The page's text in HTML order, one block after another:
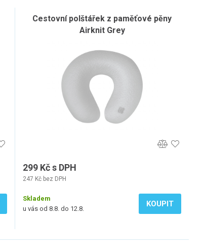
Cestovní polštářek z paměťové pěny
Airknit Grey
299 Kč s DPH
247 Kč bez DPH
Skladem
u vás od 8.8. do 12.8.
KOUPIT